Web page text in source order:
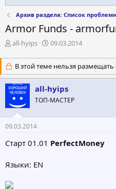
Архив раздела: Список
Armor Funds -
А
т
о
р
т
е
м
ы
all-hyips
Д
т
а
н
а
ч
л
09.03.2014
В этой теме нельзя
all-hyips
ТОП-МАСТЕР
09.03.2014
Старт 01.01 PerfectMoney
Языки: EN